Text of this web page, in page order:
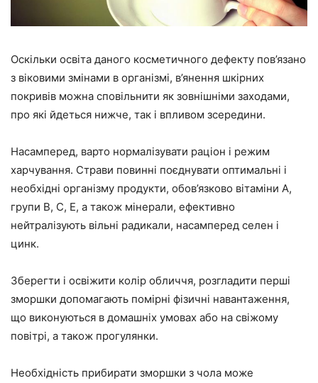
Оскільки освіта даного косметичного дефекту пов’язано
з віковими змінами в організмі, в’янення шкірних
покривів можна сповільнити як зовнішніми заходами,
про які йдеться нижче, так і впливом зсередини.
Насамперед, варто нормалізувати раціон і режим
харчування. Страви повинні поєднувати оптимальні і
необхідні організму продукти, обов’язково вітаміни А,
групи В, С, Е, а також мінерали, ефективно
нейтралізують вільні радикали, насамперед селен і
цинк.
Зберегти і освіжити колір обличчя, розгладити перші
зморшки допомагають помірні фізичні навантаження,
що виконуються в домашніх умовах або на свіжому
повітрі, а також прогулянки.
Необхідність прибирати зморшки з чола може